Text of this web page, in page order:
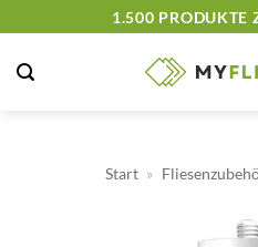
springen
1.500 PRODUKTE
Start »